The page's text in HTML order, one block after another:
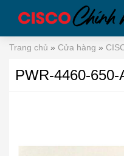
Trang chủ » Cửa hàng »
PWR-4460-650-